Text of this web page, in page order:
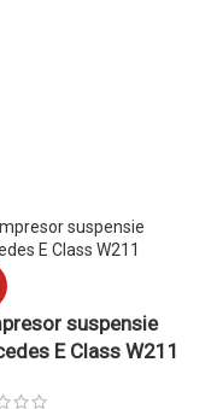
suspensie
E Class W211